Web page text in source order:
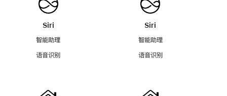
Siri
智能助理
语音识别
Siri
智能助理
语音识别